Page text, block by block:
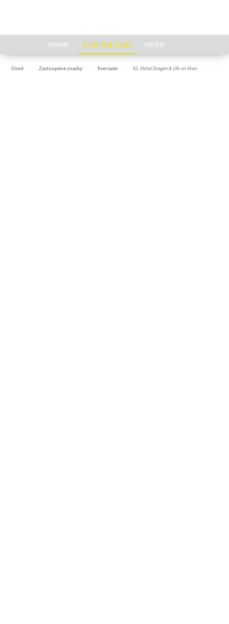
NOVINKY ZASTOUPENÉ ZNAČKY KONTAKT
Úvod Zastoupené značky Evercade 42. Metal Dragon & Life on Mars